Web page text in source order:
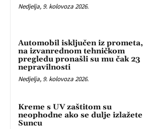
Nedjelja, 9. kolovoza 2026.
Automobil isključen iz prometa,
na izvanrednom tehničkom
pregledu pronašli su mu čak 23
nepravilnosti
Nedjelja, 9. kolovoza 2026.
Kreme s UV zaštitom su
neophodne ako se dulje izlažete
Suncu